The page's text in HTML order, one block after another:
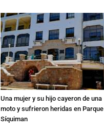
Una mujer y su hijo cayeron de una
moto y sufrieron heridas en Parque
Síquiman